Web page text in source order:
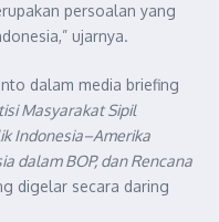
persoalan yang
ujarnya.
dalam media briefing
Masyarakat Sipil
Indonesia–Amerika
dalam BOP, dan Rencana
digelar secara daring